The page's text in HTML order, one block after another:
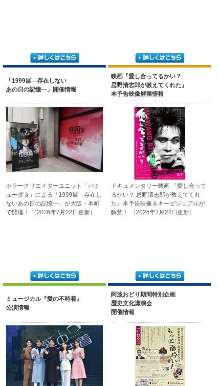
「1999展―存在しない
あの日の記憶―」開催情報
ホラークリエイターユニット
「バミ
ューダ３」による 「1999展―存在し
ないあの日の記憶―」が大阪・本町
で開催！
（2026年7月22日更新）
映画『愛し合ってるかい？
忌野清志郎が教えてくれた』
本予告映像解禁情報
ドキュメンタリー映画 『愛し合って
るかい？忌野清志郎が教えてくれ
た』本予告映像＆ キービジュアルが
解禁！
（2026年7月22日更新）
ミュージカル『愛の不時着』
公演情報
阿波おどり期間特別企画
歴史文化講演会
開催情報